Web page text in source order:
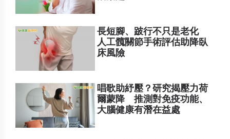
長短腳、跛行不只是老化
人工髖關節手術評估助降臥
床風險
唱歌助紓壓？研究揭壓力荷
爾蒙降 推測對免疫功能、
大腦健康有潛在益處